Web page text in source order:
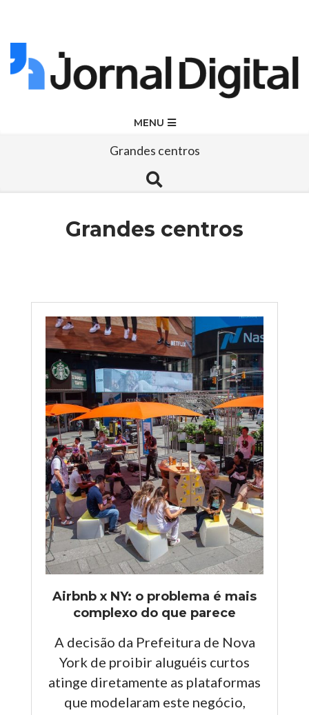
Skip
to
Jornal
Digital
MENU
Grandes centros
Search
Grandes centros
Airbnb x NY: o problema é mais
complexo do que parece
A decisão da Prefeitura de Nova
York de proibir aluguéis curtos
atinge diretamente as plataformas
que modelaram este negócio,